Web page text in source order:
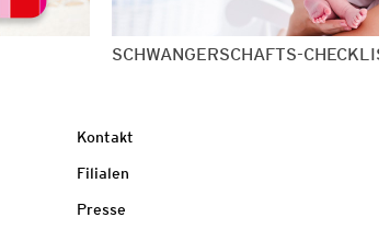
SCHWANGERSCHAFTS-
Kontakt
Filialen
Presse